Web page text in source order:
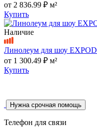
от 2 836.99 ₽ м²
Купить
Наличие
Линолеум для шоу
от 1 300.49 ₽ м²
Купить
Нужна срочная помощь
Телефон для связи